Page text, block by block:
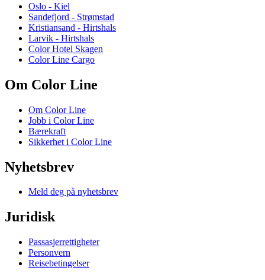
Oslo - Kiel
Sandefjord - Strømstad
Kristiansand - Hirtshals
Larvik - Hirtshals
Color Hotel Skagen
Color Line Cargo
Om Color Line
Om Color Line
Jobb i Color Line
Bærekraft
Sikkerhet i Color Line
Nyhetsbrev
Meld deg på nyhetsbrev
Juridisk
Passasjerrettigheter
Personvern
Reisebetingelser